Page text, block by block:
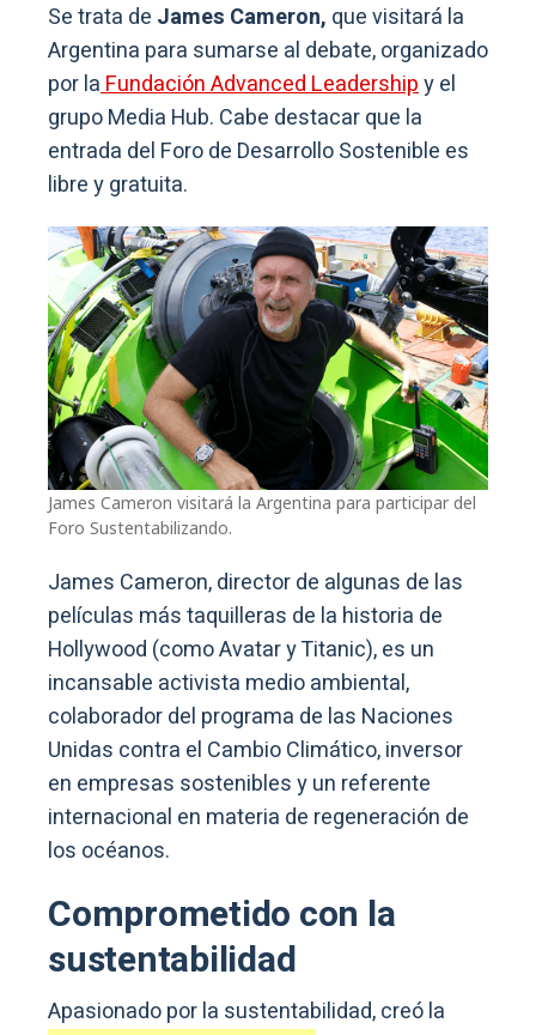
Se trata de James Cameron, que visitará la
Argentina para sumarse al debate, organizado
por laFundación Advanced Leadershipy el
grupo Media Hub. Cabe destacar que la
entrada del Foro de Desarrollo Sostenible es
libre y gratuita.
James Cameron visitará la Argentina para participar del
Foro Sustentabilizando.
James Cameron, director de algunas de las
películas más taquilleras de la historia de
Hollywood (como Avatar y Titanic), es un
incansable activista medio ambiental,
colaborador del programa de las Naciones
Unidas contra el Cambio Climático, inversor
en empresas sostenibles y un referente
internacional en materia de regeneración de
los océanos.
Comprometido con la
sustentabilidad
Apasionado por la sustentabilidad, creó la